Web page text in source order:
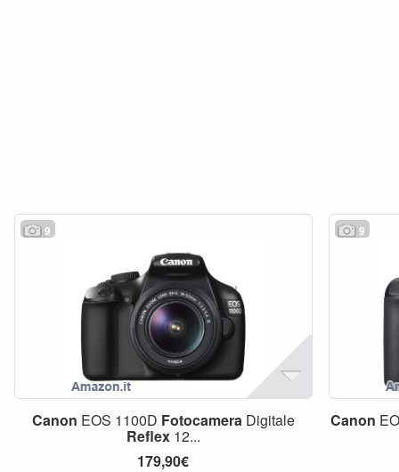
9
Canon EOS 1100D FotocameraDigitale
Reflex12...
179,90€
9
Canon